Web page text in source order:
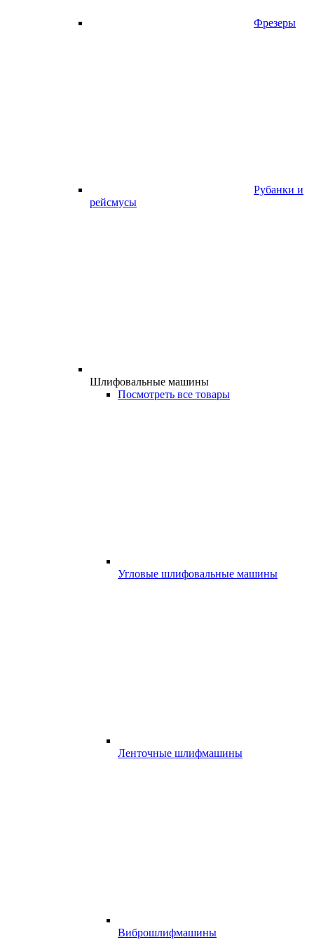
Фрезеры
Рубанки и
рейсмусы
Шлифовальные машины
Посмотреть все товары
Угловые шлифовальные машины
Ленточные шлифмашины
Виброшлифмашины